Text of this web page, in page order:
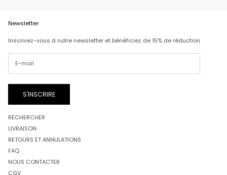
Newsletter
Inscrivez-vous à notre newsletter et bénéficiez de 15% de réduction
S'INSCRIRE
RECHERCHER
LIVRAISON
RETOURS ET ANNULATIONS
FAQ
NOUS CONTACTER
CGV